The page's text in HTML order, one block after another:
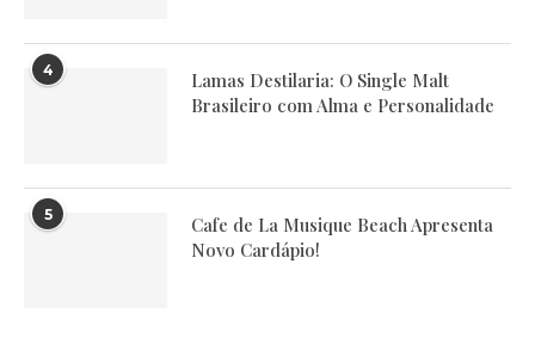
4
Lamas Destilaria: O Single Malt
Brasileiro com Alma e Personalidade
5
Cafe de La Musique Beach Apresenta
Novo Cardápio!